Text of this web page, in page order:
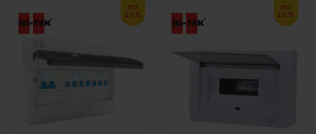
ลด
23%
ลด
10%